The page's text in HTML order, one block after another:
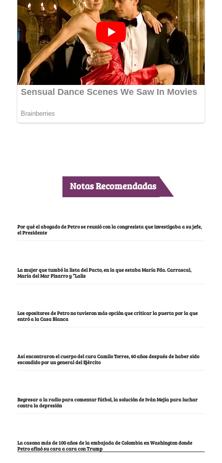
Notas Recomendadas
Por qué el abogado de Petro se reunió con la congresista que investigaba a su jefe,
el Presidente
La mujer que tumbó la lista del Pacto, en la que estaba María Fda. Carrascal,
María del Mar Pizarro y “Lalis
Los opositores de Petro no tuvieron más opción que criticar la puerta por la que
entró a la Casa Blanca
Así encontraron el cuerpo del cura Camilo Torres, 60 años después de haber sido
escondido por un general del Ejército
Regresar a la radio para comentar fútbol, la solución de Iván Mejía para luchar
contra la depresión
La casona más de 100 años de la embajada de Colombia en Washington donde
Petro afinó su cara a cara con Trump